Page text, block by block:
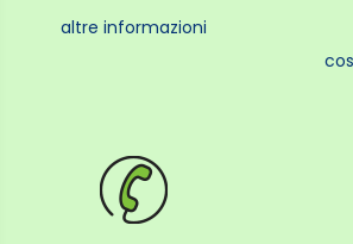
altre informazioni